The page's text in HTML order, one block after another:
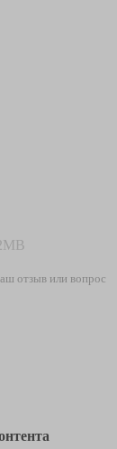
отзыв или вопрос